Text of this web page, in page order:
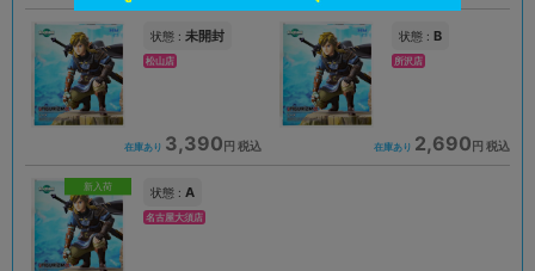
状態 : 未開封
松山店
在庫あり 3,390円 税込
状態 : B
所沢店
在庫あり 2,690円 税込
新入荷 状態 : A
名古屋大須店